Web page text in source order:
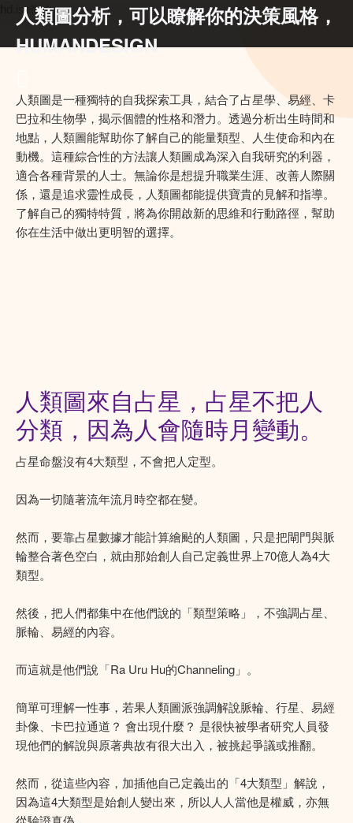
hd.iself.uk
人類圖分析，可以瞭解你的決策風格，
HUMANDESIGN
人類圖是一種獨特的自我探索工具，結合了占星學、易經、卡
巴拉和生物學，揭示個體的性格和潛力。透過分析出生時間和
地點，人類圖能幫助你了解自己的能量類型、人生使命和內在
動機。這種綜合性的方法讓人類圖成為深入自我研究的利器，
適合各種背景的人士。無論你是想提升職業生涯、改善人際關
係，還是追求靈性成長，人類圖都能提供寶貴的見解和指導。
了解自己的獨特特質，將為你開啟新的思維和行動路徑，幫助
你在生活中做出更明智的選擇。
人類圖來自占星，占星不把人
分類，因為人會隨時月變動。
占星命盤沒有4大類型，不會把人定型。
因為一切隨著流年流月時空都在變。
然而，要靠占星數據才能計算繪颭的人類圖，只是把閘門與脈
輪整合著色空白，就由那始創人自己定義世界上70億人為4大
類型。
然後，把人們都集中在他們說的「類型策略」，不強調占星、
脈輪、易經的內容。
而這就是他們說「Ra Uru Hu的Channeling」。
簡單可理解一性事，若果人類圖派強調解說脈輪、行星、易經
卦像、卡巴拉通道？ 會出現什麼？ 是很快被學者研究人員發
現他們的解說與原著典故有很大出入，被挑起爭議或推翻。
然而，從這些內容，加插他自己定義出的「4大類型」解說，
因為這4大類型是始創人變出來，所以人人當他是權威，亦無